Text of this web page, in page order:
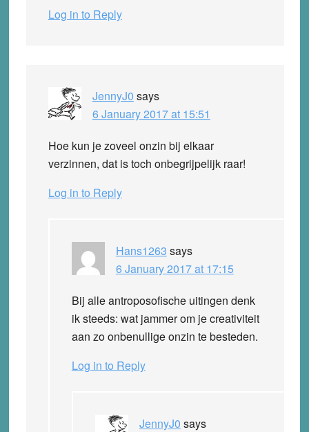
Log in to Reply
JennyJ0 says
6 January 2017 at 15:51
Hoe kun je zoveel onzin bij elkaar
verzinnen, dat is toch onbegrijpelijk raar!
Log in to Reply
Hans1263 says
6 January 2017 at 17:15
Bij alle antroposofische uitingen denk
ik steeds: wat jammer om je creativiteit
aan zo onbenullige onzin te besteden.
Log in to Reply
JennyJ0 says